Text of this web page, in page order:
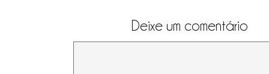
Deixe um comentário